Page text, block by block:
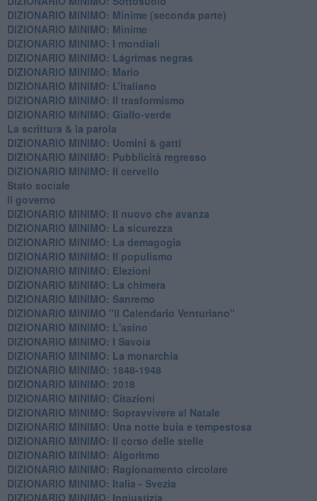
DIZIONARIO MINIMO: Minime (seconda parte)
DIZIONARIO MINIMO: Minime
DIZIONARIO MINIMO: ​I mondiali
DIZIONARIO MINIMO: ​Lágrimas negras
DIZIONARIO MINIMO: Mario
DIZIONARIO MINIMO: L’italiano
DIZIONARIO MINIMO: Il trasformismo
DIZIONARIO MINIMO: Giallo-verde
La scrittura & la parola
​DIZIONARIO MINIMO: Uomini & gatti
DIZIONARIO MINIMO: ​Pubblicità regresso
DIZIONARIO MINIMO: Il cervello
Stato sociale
Il governo
DIZIONARIO MINIMO: Il nuovo che avanza
DIZIONARIO MINIMO: La sicurezza
DIZIONARIO MINIMO: La demagogia
DIZIONARIO MINIMO: Il populismo
DIZIONARIO MINIMO: Elezioni
DIZIONARIO MINIMO: La chimera
DIZIONARIO MINIMO: Sanremo
DIZIONARIO MINIMO "Il Calendario Venturiano"
DIZIONARIO MINIMO: L'asino
DIZIONARIO MINIMO: I Savoia
DIZIONARIO MINIMO: La monarchia
DIZIONARIO MINIMO: 1848-1948
DIZIONARIO MINIMO: 2018
DIZIONARIO MINIMO: Citazioni
DIZIONARIO MINIMO: ​Sopravvivere al Natale
DIZIONARIO MINIMO: ​Una notte buia e tempestosa
DIZIONARIO MINIMO: Il corso delle stelle
DIZIONARIO MINIMO: Algoritmo
DIZIONARIO MINIMO: Ragionamento circolare
DIZIONARIO MINIMO: Italia - Svezia
DIZIONARIO MINIMO: ​Ingiustizia